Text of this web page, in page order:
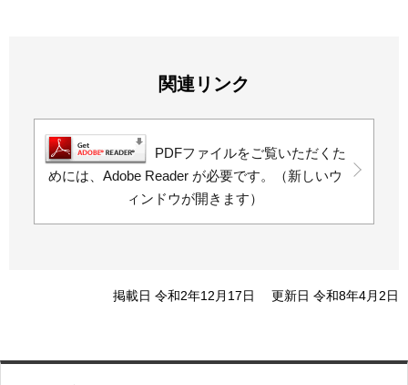
関連リンク
PDFファイルをご覧いただくた
めには、Adobe Reader が必要です。（新しいウ
ィンドウが開きます）
掲載日 令和2年12月17日 更新日 令和8年4月2日